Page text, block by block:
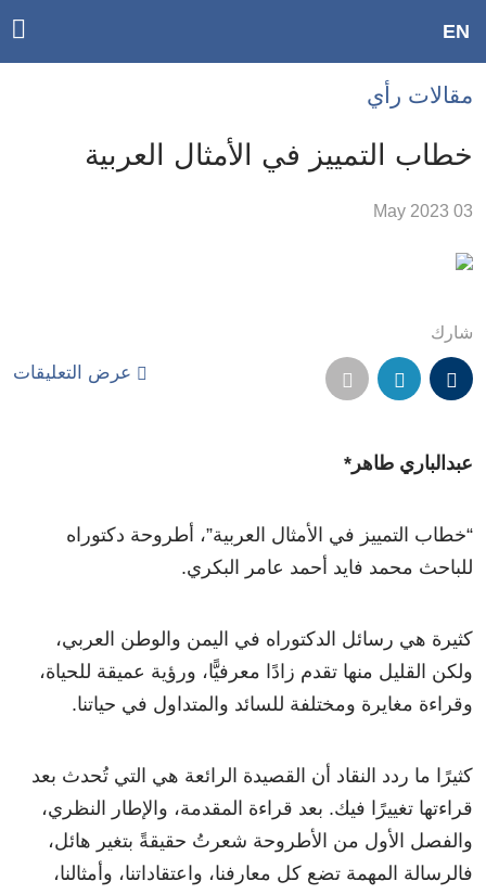
Accessibility
links
الرئيسي
to
Search
EN
مقالات رأي
خطاب التمييز في الأمثال العربية
03 May 2023
شارك
عرض التعليقات
عبدالباري طاهر*
“خطاب التمييز في الأمثال العربية”، أطروحة دكتوراه
للباحث محمد فايد أحمد عامر البكري.
كثيرة هي رسائل الدكتوراه في اليمن والوطن العربي،
ولكن القليل منها تقدم زادًا معرفيًّا، ورؤية عميقة للحياة،
وقراءة مغايرة ومختلفة للسائد والمتداول في حياتنا.
كثيرًا ما ردد النقاد أن القصيدة الرائعة هي التي تُحدث بعد
قراءتها تغييرًا فيك. بعد قراءة المقدمة، والإطار النظري،
والفصل الأول من الأطروحة شعرتُ حقيقةً بتغير هائل،
فالرسالة المهمة تضع كل معارفنا، واعتقاداتنا، وأمثالنا،